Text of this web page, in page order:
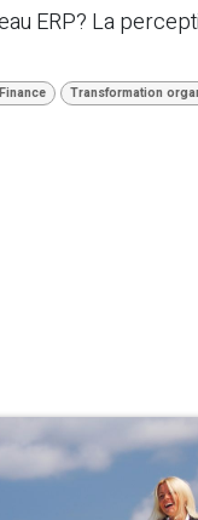
ERP? La
Transformation